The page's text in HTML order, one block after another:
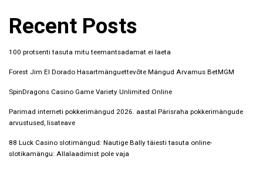
Recent Posts
100 protsenti tasuta mitu teemantsadamat ei laeta
Forest Jim El Dorado Hasartmänguettevõte Mängud Arvamus BetMGM
SpinDragons Casino Game Variety Unlimited Online
Parimad interneti pokkerimängud 2026. aastal Pärisraha pokkerimängude
arvustused, lisateave
88 Luck Casino slotimängud: Nautige Bally täiesti tasuta online-
slotikamängu: Allalaadimist pole vaja